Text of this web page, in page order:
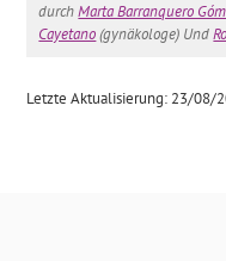
durchMarta Barranquero
Cayetano(gynäkologe) Und
Letzte Aktualisierung: 23/08/